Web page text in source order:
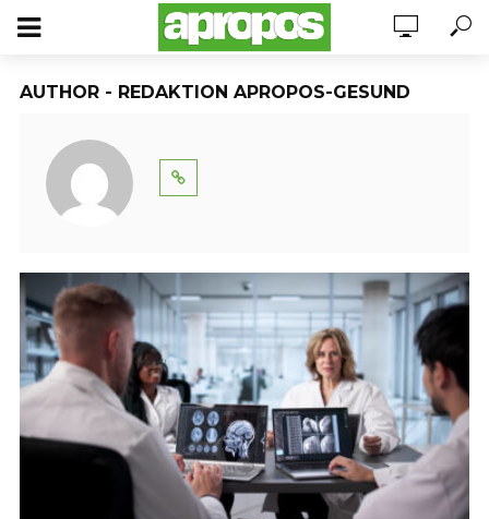
AUTHOR - REDAKTION APROPOS-GESUND